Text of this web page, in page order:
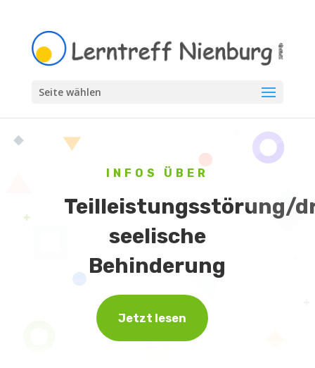
Seite wählen
INFOS ÜBER
Teilleistungsstörung/
seelische
Behinderung
Jetzt lesen